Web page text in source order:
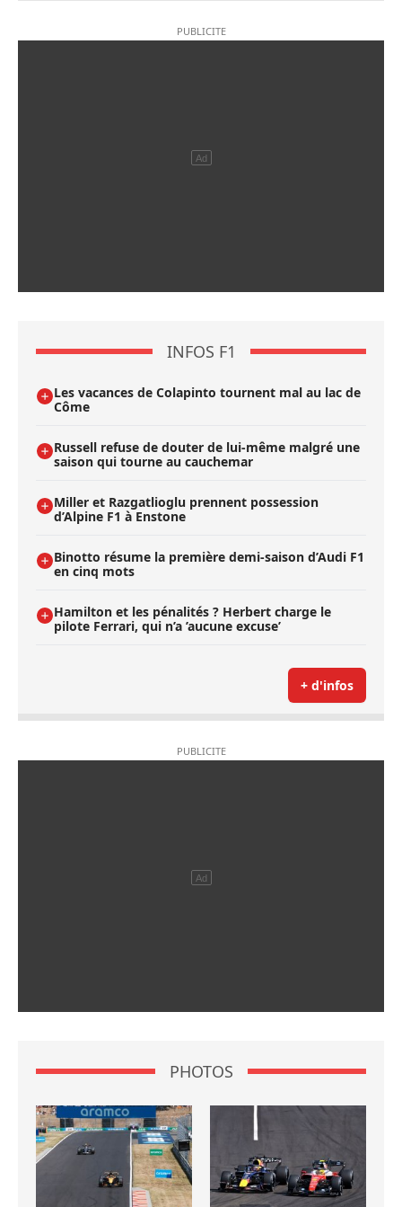
INFOS F1
Les vacances de Colapinto tournent mal au lac de
Côme
Russell refuse de douter de lui-même malgré une
saison qui tourne au cauchemar
Miller et Razgatlioglu prennent possession
d’Alpine F1 à Enstone
Binotto résume la première demi-saison d’Audi F1
en cinq mots
Hamilton et les pénalités ? Herbert charge le
pilote Ferrari, qui n’a ’aucune excuse’
+ d'infos
PHOTOS